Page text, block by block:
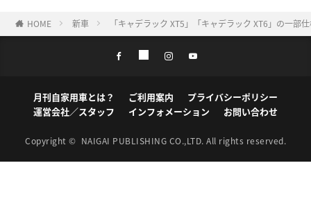
HOME 新車 「キャデラック XT5」「キャデラック XT6」の一部
月刊自家用車とは？ ご利用案内
プライバシーポリシー
運営会社／スタッフ
インフォメーション お問い合わせ
Copyright © NAIGAI PUBLISHING CO.,LTD. All rights reserved.